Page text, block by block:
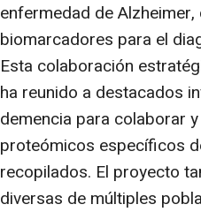
enfermedad de
biomarcadores para el
Esta colaboración
ha reunido a destacados
demencia para colaborar
proteómicos específicos
recopilados. El proyecto
diversas de múltiples